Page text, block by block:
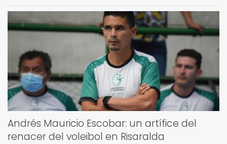
Andrés Mauricio Escobar: un artífice del
renacer del voleibol en Risaralda